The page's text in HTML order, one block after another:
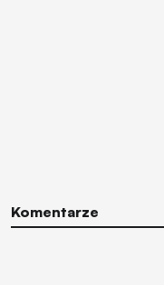
Komentarze